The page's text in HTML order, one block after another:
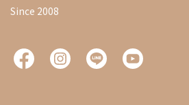
Since 2008